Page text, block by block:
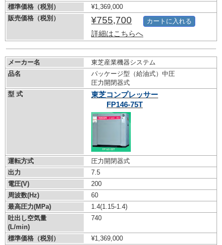
標準価格（税別）
¥1,369,000
販売価格（税別）
¥755,700
詳細はこちらへ
カートに入れる
メーカー名
東芝産業機器システム
品名
パッケージ型（給油式）中圧
圧力開閉器式
型 式
東芝コンプレッサー
FP146-75T
運転方式
圧力開閉器式
出力
7.5
電圧(V)
200
周波数(Hz)
60
最高圧力(MPa)
1.4(1.15-1.4)
吐出し空気量
(L/min)
740
標準価格（税別）
¥1,369,000